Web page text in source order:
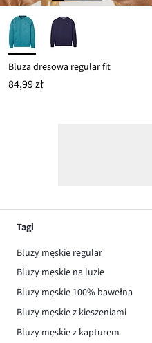
Bluza dresowa regular fit
84,99 zł
Tagi
Bluzy męskie regular
Bluzy męskie na luzie
Bluzy męskie 100% bawełna
Bluzy męskie z kieszeniami
Bluzy męskie z kapturem